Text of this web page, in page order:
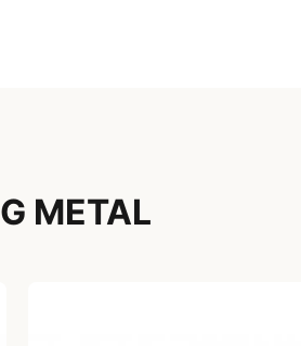
METAL